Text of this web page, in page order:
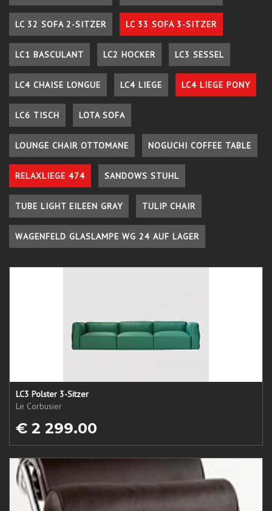
LC 32 SOFA 2-SITZER LC 33 SOFA 3-SITZER
LC1 BASCULANT LC2 HOCKER LC3 SESSEL
LC4 CHAISE LONGUE LC4 LIEGE LC4 LIEGE PONY
LC6 TISCH LOTA SOFA
LOUNGE CHAIR OTTOMANE NOGUCHI COFFEE TABLE
RELAXLIEGE 474 SANDOWS STUHL
TUBE LIGHT EILEEN GRAY TULIP CHAIR
WAGENFELD GLASLAMPE WG 24 AUF LAGER
LC3 Polster 3-Sitzer
Le Corbusier
€ 2 299.00